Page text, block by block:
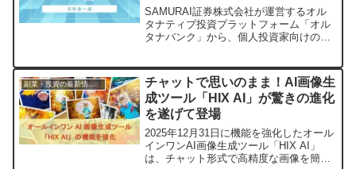
登場
SAMURAI証券株式会社が運営するオル
タナティブ投資プラットフォーム「オル
タナバンク」から、個人投資家向けの新
められる短期支援ファンドで、元利金一
括での償還が魅力です。手軽に新しい投
資に挑戦したい方にぴったりのチャンス
かもしれません。
副業・投資の最新情報まとめ
チャットで思いのまま！AI画像生
成ツール「HIX AI」が驚きの進化
を遂げて登場
2025年12月31日に機能を強化したオール
インワンAI画像生成ツール「HIX AI」
は、チャット形式で高精度な画像を簡単